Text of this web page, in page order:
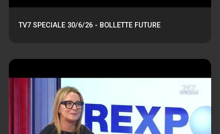
TV7 SPECIALE 30/6/26 - BOLLETTE FUTURE